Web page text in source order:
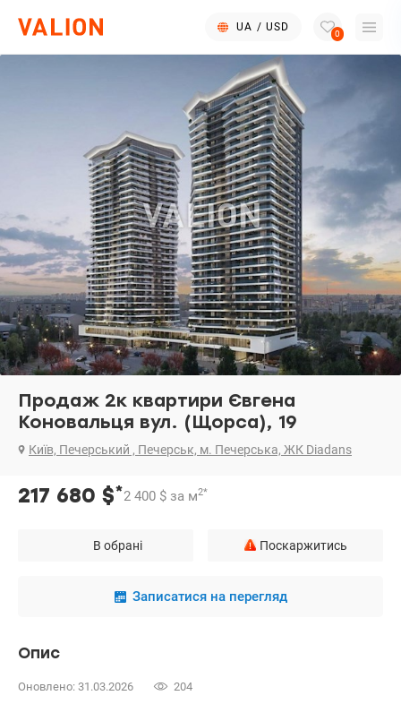
UA / USD
0
Продаж 2к квартири Євгена
Коновальця вул. (Щорса), 19
Київ, Печерський , Печерськ, м. Печерська, ЖК Diadans
217 680 $*2 400 $ за м2*
В обрані Поскаржитись
Записатися на перегляд
Опис
Оновлено: 31.03.2026 204